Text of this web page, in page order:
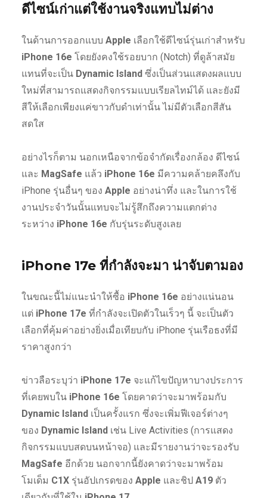
ดีไซน์เก่าแต่ใช้งานจริงแทบไม่ต่าง
ในด้านการออกแบบ Apple เลือกใช้ดีไซน์รุ่นเก่าสำหรับ
iPhone 16e โดยยังคงใช้รอยบาก (Notch) ที่ดูล้าสมัย
แทนที่จะเป็น Dynamic Islandซึ่งเป็นส่วนแสดงผลแบบ
ใหม่ที่สามารถแสดงกิจกรรมแบบเรียลไทม์ได้ และยังมี
สีให้เลือกเพียงแค่ขาวกับดำเท่านั้น ไม่มีตัวเลือกสีสัน
สดใส
อย่างไรก็ตาม นอกเหนือจากข้อจำกัดเรื่องกล้อง ดีไซน์
และ MagSafe แล้ว iPhone 16e มีความคล้ายคลึงกับ
iPhone รุ่นอื่นๆ ของ Apple อย่างน่าทึ่ง และในการใช้
งานประจำวันนั้นแทบจะไม่รู้สึกถึงความแตกต่าง
ระหว่าง iPhone 16e กับรุ่นระดับสูงเลย
iPhone 17e ที่กำลังจะมา น่าจับตามอง
ในขณะนี้ไม่แนะนำให้ซื้อ iPhone 16e อย่างแน่นอน
แต่ iPhone 17e ที่กำลังจะเปิดตัวในเร็วๆ นี้ จะเป็นตัว
เลือกที่คุ้มค่าอย่างยิ่งเมื่อเทียบกับ iPhone รุ่นเรือธงที่มี
ราคาสูงกว่า
ข่าวลือระบุว่า iPhone 17e จะแก้ไขปัญหาบางประการ
ที่เคยพบใน iPhone 16e โดยคาดว่าจะมาพร้อมกับ
Dynamic Islandเป็นครั้งแรก ซึ่งจะเพิ่มฟีเจอร์ต่างๆ
ของ Dynamic Islandเช่น Live Activities (การแสดง
กิจกรรมแบบสดบนหน้าจอ) และมีรายงานว่าจะรองรับ
MagSafe อีกด้วย นอกจากนี้ยังคาดว่าจะมาพร้อม
โมเด็ม C1Xรุ่นอัปเกรดของ Apple และชิป A19ตัว